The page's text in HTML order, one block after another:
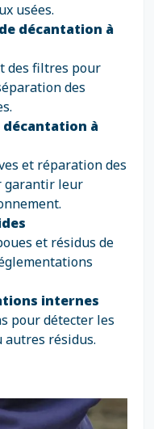
usées.
décantation à
des filtres pour
des
décantation à
et réparation des
garantir leur
et résidus de
internes
pour détecter les
autres résidus.